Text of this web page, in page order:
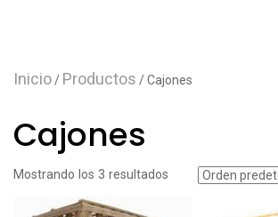
Inicio/ Productos / Cajones
Cajones
Mostrando los 3 resultados